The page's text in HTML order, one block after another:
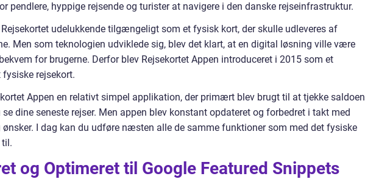
pendlere, hyppige rejsende og turister at navigere i den danske rejseinfrastruktur.
udelukkende tilgængeligt som et fysisk kort, der skulle udleveres af
Men som teknologien udviklede sig, blev det klart, at en digital løsning ville være
for brugerne. Derfor blev Rejsekortet Appen introduceret i 2015 som et
rejsekort.
Appen en relativt simpel applikation, der primært blev brugt til at tjekke saldoen
dine seneste rejser. Men appen blev konstant opdateret og forbedret i takt med
ønsker. I dag kan du udføre næsten alle de samme funktioner som med det fysiske
til.
og Optimeret til Google Featured Snippets